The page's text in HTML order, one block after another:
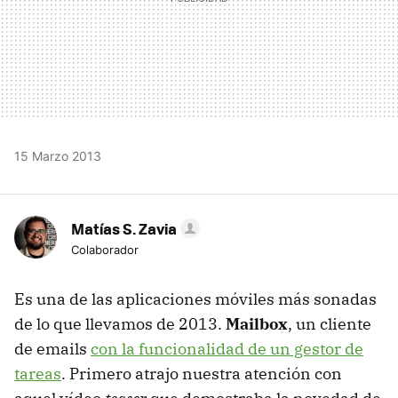
15 Marzo 2013
Matías S. Zavia
Colaborador
Es una de las aplicaciones móviles más sonadas
de lo que llevamos de 2013. Mailbox, un cliente
de emails con la funcionalidad de un gestor de
tareas. Primero atrajo nuestra atención con